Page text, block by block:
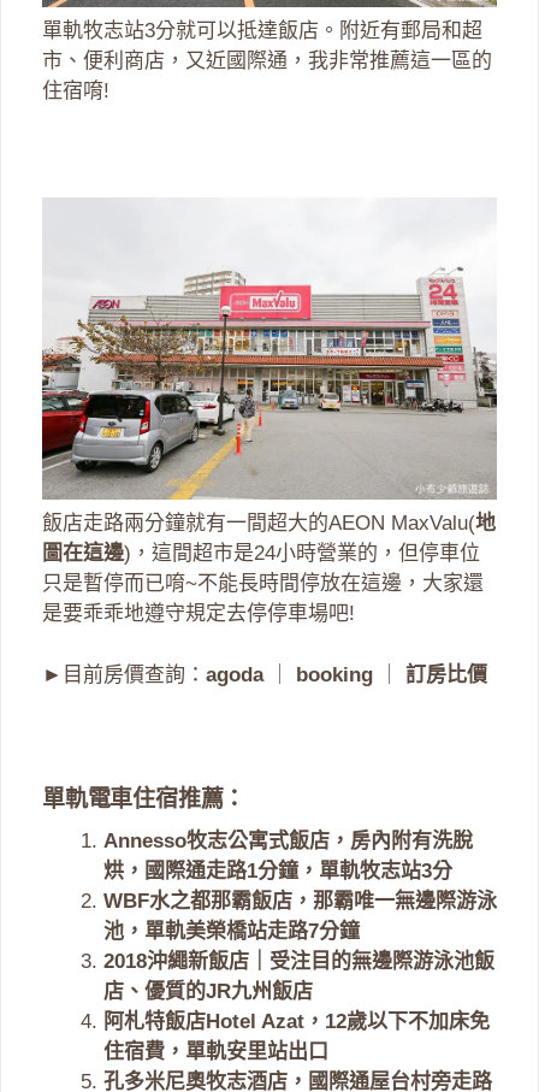
單軌牧志站3分就可以抵達飯店。附近有郵局和超
市、便利商店，又近國際通，我非常推薦這一區的
住宿唷!
飯店走路兩分鐘就有一間超大的AEON MaxValu(地
圖在這邊)，這間超市是24小時營業的，但停車位
只是暫停而已唷~不能長時間停放在這邊，大家還
是要乖乖地遵守規定去停停車場吧!
►目前房價查詢： agoda｜ booking 訂房比價
單軌電車住宿推薦：
Annesso牧志公寓式飯店，房內附有洗脫
烘，國際通走路1分鐘，單軌牧志站3分
WBF水之都那霸飯店，那霸唯一無邊際游泳
池，單軌美榮橋站走路7分鐘
2018沖繩新飯店｜受注目的無邊際游泳池飯
店、優質的JR九州飯店
阿札特飯店Hotel Azat，12歲以下不加床免
住宿費，單軌安里站出口
孔多米尼奧牧志酒店，國際通屋台村旁走路